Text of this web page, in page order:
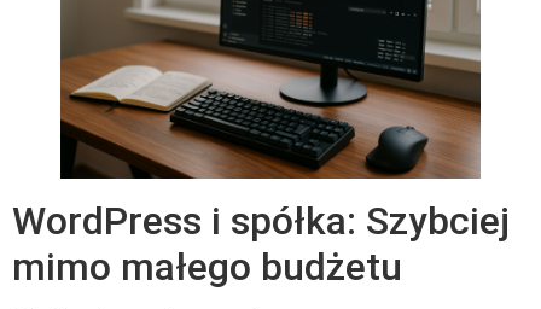
WordPress i spółka: Szybciej
mimo małego budżetu